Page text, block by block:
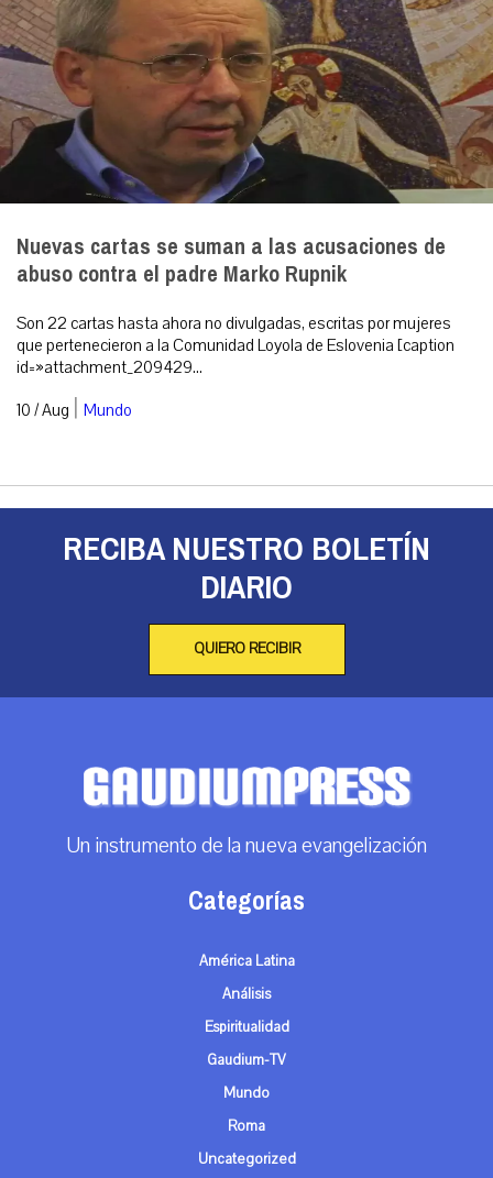
Nuevas cartas se suman a las acusaciones de
abuso contra el padre Marko Rupnik
Son 22 cartas hasta ahora no divulgadas, escritas por mujeres
que pertenecieron a la Comunidad Loyola de Eslovenia [caption
id=»attachment_209429...
10 / Aug | Mundo
RECIBA NUESTRO BOLETÍN
DIARIO
QUIERO RECIBIR
Un instrumento de la nueva evangelización
Categorías
América Latina
Análisis
Espiritualidad
Gaudium-TV
Mundo
Roma
Uncategorized